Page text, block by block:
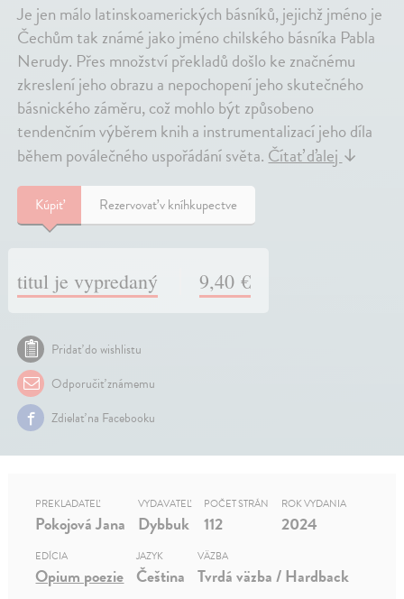
Je jen málo latinskoamerických básníků, jejichž jméno je
Čechům tak známé jako jméno chilského básníka Pabla
Nerudy. Přes množství překladů došlo ke značnému
zkreslení jeho obrazu a nepochopení jeho skutečného
básnického záměru, což mohlo být způsobeno
tendenčním výběrem knih a instrumentalizací jeho díla
během poválečného uspořádání světa.Čítať ďalej↓
Kúpiť Rezervovať v kníhkupectve
titul je vypredaný 9,40 €
Pridať do wishlistu
Odporučiť známemu
Zdielať na Facebooku
PREKLADATEĽ
Pokojová Jana
VYDAVATEĽ
Dybbuk
POČET STRÁN
112
ROK VYDANIA
2024
EDÍCIA
Opium poezie
JAZYK
Čeština
VÄZBA
Tvrdá väzba / Hardback